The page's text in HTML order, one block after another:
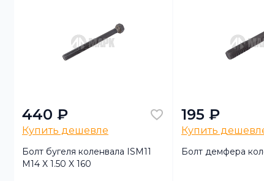
440 ₽
Купить дешевле
Болт бугеля коленвала ISM11
M14 X 1.50 X 160
195 ₽
Купить
Болт демфера